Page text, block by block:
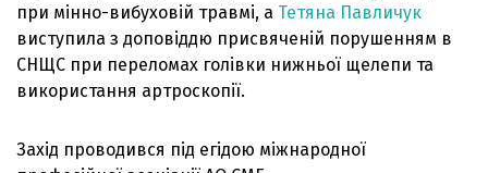
при мінно-вибуховій травмі, а Тетяна Павличук
виступила з доповіддю присвяченій порушенням в
СНЩС при переломах голівки нижньої щелепи та
використання артроскопії.
Захід проводився під егідою міжнародної